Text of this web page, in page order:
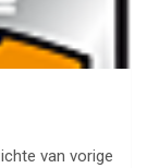
van vorige